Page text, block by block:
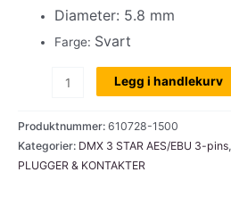
Diameter: 5.8 mm
Farge: Svart
3
Star
XLR
Legg i handlekurv
Produktnummer: 610728-1500
Kategorier: DMX 3 STAR AES/EBU 3-pins,
PLUGGER & KONTAKTER